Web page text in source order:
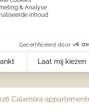
+31(0)654292181

Calamora